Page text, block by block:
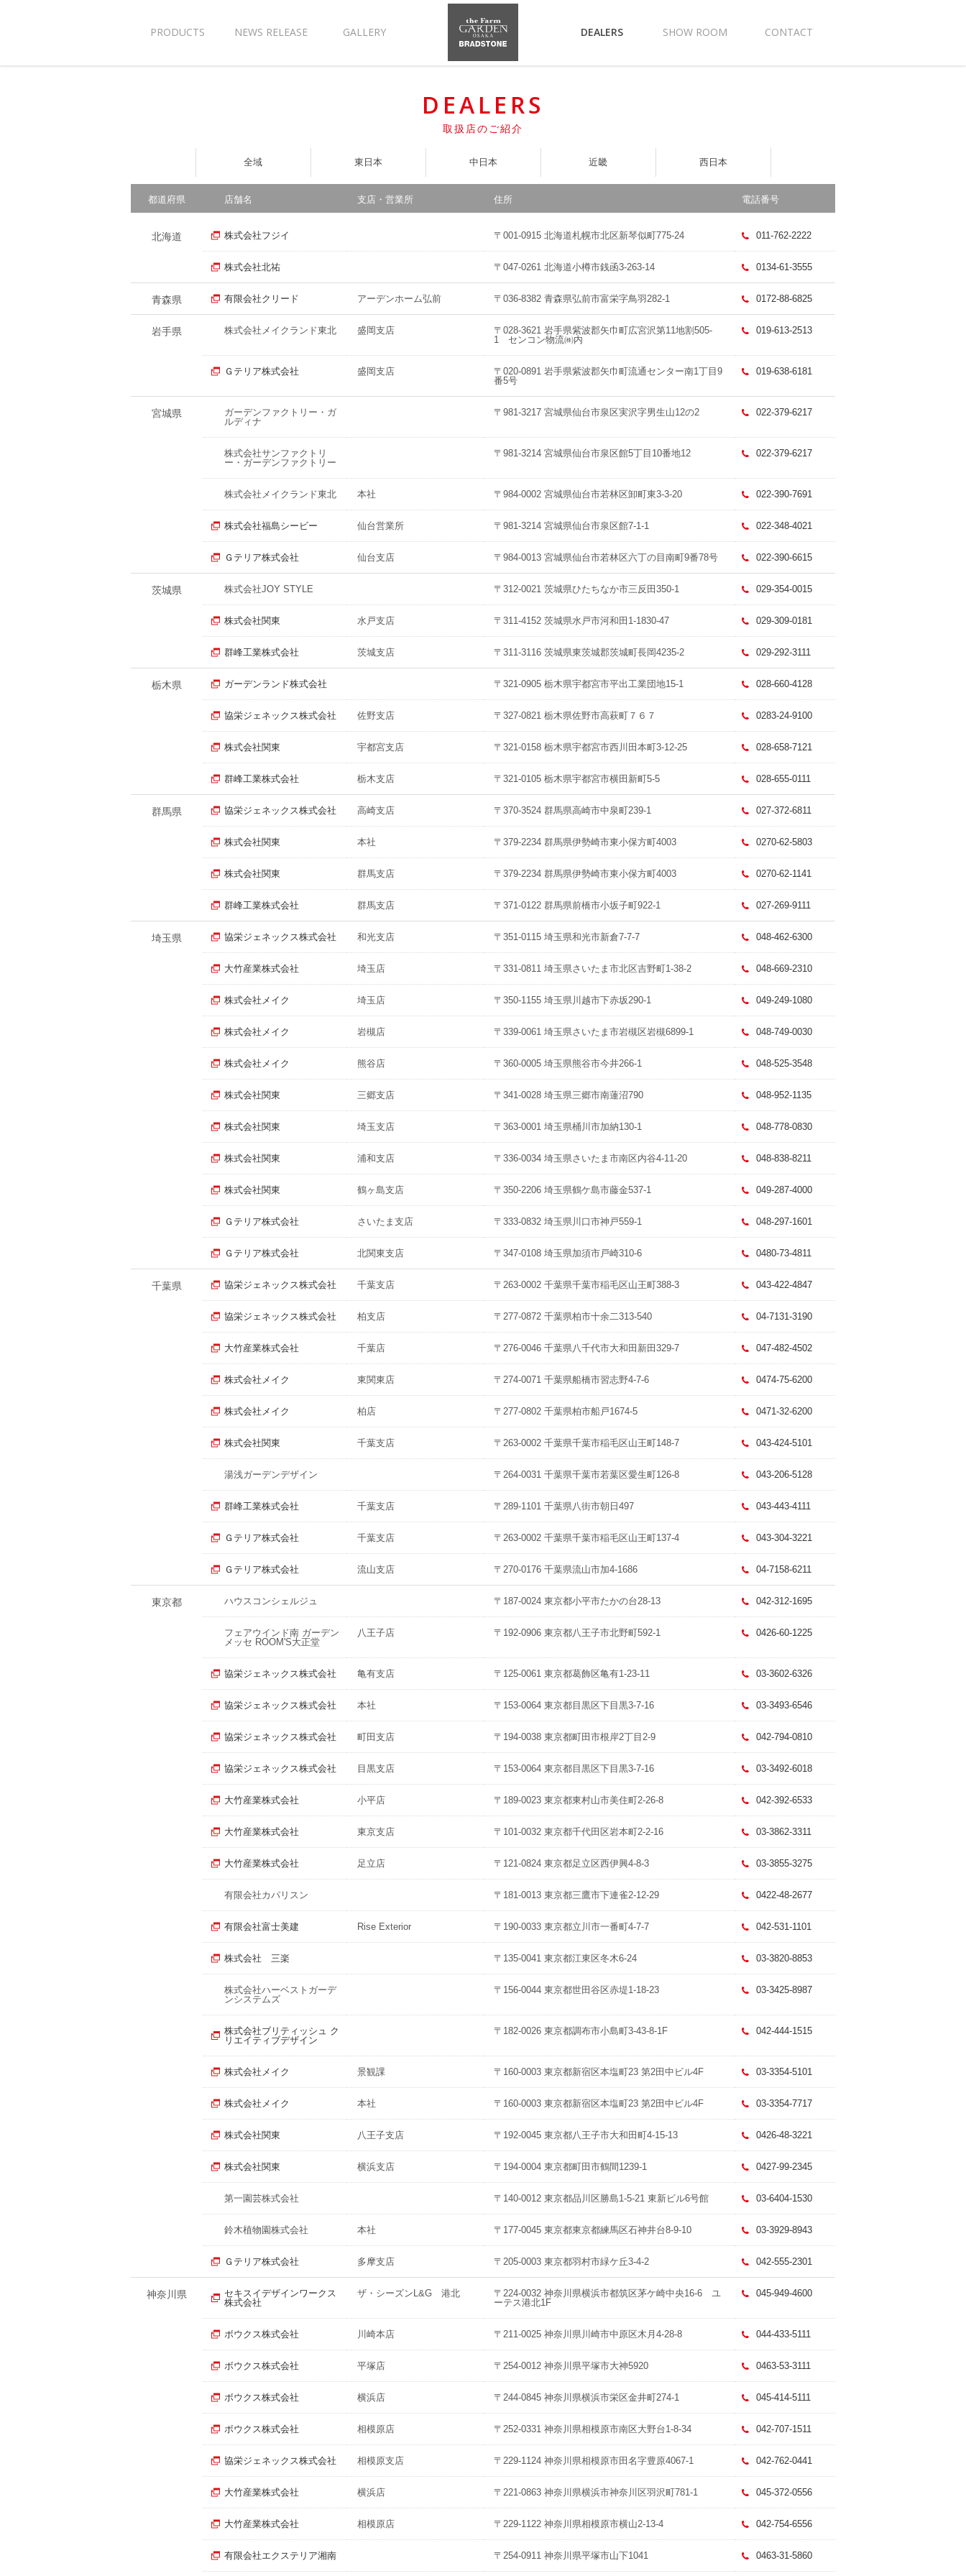
PRODUCTS NEWS RELEASE GALLERY DEALERS SHOW ROOM CONTACT
DEALERS
取扱店のご紹介
全域 東日本 中日本 近畿 西日本
都道府県 店舗名 支店・営業所 住所 電話番号
北海道 株式会社フジイ 〒001-0915 北海道札幌市北区新琴似町775-24 011-762-2222
株式会社北祐 〒047-0261 北海道小樽市銭函3-263-14 0134-61-3555
青森県 有限会社クリード アーデンホーム弘前 〒036-8382 青森県弘前市富栄字鳥羽282-1 0172-88-6825
岩手県 株式会社メイクランド東北 盛岡支店
〒028-3621 岩手県紫波郡矢巾町広宮沢第11地割505-
1 センコン物流㈱内
019-613-2513
Ｇテリア株式会社 盛岡支店
〒020-0891 岩手県紫波郡矢巾町流通センター南1丁目9
番5号
019-638-6181
宮城県
ガーデンファクトリー・ガ
ルディナ
〒981-3217 宮城県仙台市泉区実沢字男生山12の2 022-379-6217
株式会社サンファクトリ
ー・ガーデンファクトリー
〒981-3214 宮城県仙台市泉区館5丁目10番地12 022-379-6217
株式会社メイクランド東北 本社 〒984-0002 宮城県仙台市若林区卸町東3-3-20 022-390-7691
株式会社福島シービー 仙台営業所 〒981-3214 宮城県仙台市泉区館7-1-1 022-348-4021
Ｇテリア株式会社 仙台支店 〒984-0013 宮城県仙台市若林区六丁の目南町9番78号 022-390-6615
茨城県 株式会社JOY STYLE 〒312-0021 茨城県ひたちなか市三反田350-1 029-354-0015
株式会社関東 水戸支店 〒311-4152 茨城県水戸市河和田1-1830-47 029-309-0181
群峰工業株式会社 茨城支店 〒311-3116 茨城県東茨城郡茨城町長岡4235-2 029-292-3111
栃木県 ガーデンランド株式会社 〒321-0905 栃木県宇都宮市平出工業団地15-1 028-660-4128
協栄ジェネックス株式会社 佐野支店 〒327-0821 栃木県佐野市高萩町７６７ 0283-24-9100
株式会社関東 宇都宮支店 〒321-0158 栃木県宇都宮市西川田本町3-12-25 028-658-7121
群峰工業株式会社 栃木支店 〒321-0105 栃木県宇都宮市横田新町5-5 028-655-0111
群馬県 協栄ジェネックス株式会社 高崎支店 〒370-3524 群馬県高崎市中泉町239-1 027-372-6811
株式会社関東 本社 〒379-2234 群馬県伊勢崎市東小保方町4003 0270-62-5803
株式会社関東 群馬支店 〒379-2234 群馬県伊勢崎市東小保方町4003 0270-62-1141
群峰工業株式会社 群馬支店 〒371-0122 群馬県前橋市小坂子町922-1 027-269-9111
埼玉県 協栄ジェネックス株式会社 和光支店 〒351-0115 埼玉県和光市新倉7-7-7 048-462-6300
大竹産業株式会社 埼玉店 〒331-0811 埼玉県さいたま市北区吉野町1-38-2 048-669-2310
株式会社メイク 埼玉店 〒350-1155 埼玉県川越市下赤坂290-1 049-249-1080
株式会社メイク 岩槻店 〒339-0061 埼玉県さいたま市岩槻区岩槻6899-1 048-749-0030
株式会社メイク 熊谷店 〒360-0005 埼玉県熊谷市今井266-1 048-525-3548
株式会社関東 三郷支店 〒341-0028 埼玉県三郷市南蓮沼790 048-952-1135
株式会社関東 埼玉支店 〒363-0001 埼玉県桶川市加納130-1 048-778-0830
株式会社関東 浦和支店 〒336-0034 埼玉県さいたま市南区内谷4-11-20 048-838-8211
株式会社関東 鶴ヶ島支店 〒350-2206 埼玉県鶴ケ島市藤金537-1 049-287-4000
Ｇテリア株式会社 さいたま支店 〒333-0832 埼玉県川口市神戸559-1 048-297-1601
Ｇテリア株式会社 北関東支店 〒347-0108 埼玉県加須市戸崎310-6 0480-73-4811
千葉県 協栄ジェネックス株式会社 千葉支店 〒263-0002 千葉県千葉市稲毛区山王町388-3 043-422-4847
協栄ジェネックス株式会社 柏支店 〒277-0872 千葉県柏市十余二313-540 04-7131-3190
大竹産業株式会社 千葉店 〒276-0046 千葉県八千代市大和田新田329-7 047-482-4502
株式会社メイク 東関東店 〒274-0071 千葉県船橋市習志野4-7-6 0474-75-6200
株式会社メイク 柏店 〒277-0802 千葉県柏市船戸1674-5 0471-32-6200
株式会社関東 千葉支店 〒263-0002 千葉県千葉市稲毛区山王町148-7 043-424-5101
湯浅ガーデンデザイン 〒264-0031 千葉県千葉市若葉区愛生町126-8 043-206-5128
群峰工業株式会社 千葉支店 〒289-1101 千葉県八街市朝日497 043-443-4111
Ｇテリア株式会社 千葉支店 〒263-0002 千葉県千葉市稲毛区山王町137-4 043-304-3221
Ｇテリア株式会社 流山支店 〒270-0176 千葉県流山市加4-1686 04-7158-6211
東京都 ハウスコンシェルジュ 〒187-0024 東京都小平市たかの台28-13 042-312-1695
フェアウインド南 ガーデン
メッセ ROOM'S大正堂
八王子店 〒192-0906 東京都八王子市北野町592-1 0426-60-1225
協栄ジェネックス株式会社 亀有支店 〒125-0061 東京都葛飾区亀有1-23-11 03-3602-6326
協栄ジェネックス株式会社 本社 〒153-0064 東京都目黒区下目黒3-7-16 03-3493-6546
協栄ジェネックス株式会社 町田支店 〒194-0038 東京都町田市根岸2丁目2-9 042-794-0810
協栄ジェネックス株式会社 目黒支店 〒153-0064 東京都目黒区下目黒3-7-16 03-3492-6018
大竹産業株式会社 小平店 〒189-0023 東京都東村山市美住町2-26-8 042-392-6533
大竹産業株式会社 東京支店 〒101-0032 東京都千代田区岩本町2-2-16 03-3862-3311
大竹産業株式会社 足立店 〒121-0824 東京都足立区西伊興4-8-3 03-3855-3275
有限会社カパリスン 〒181-0013 東京都三鷹市下連雀2-12-29 0422-48-2677
有限会社富士美建 Rise Exterior 〒190-0033 東京都立川市一番町4-7-7 042-531-1101
株式会社 三楽 〒135-0041 東京都江東区冬木6-24 03-3820-8853
株式会社ハーベストガーデ
ンシステムズ
〒156-0044 東京都世田谷区赤堤1-18-23 03-3425-8987
株式会社ブリティッシュ ク
リエイティブデザイン
〒182-0026 東京都調布市小島町3-43-8-1F 042-444-1515
株式会社メイク 景観課 〒160-0003 東京都新宿区本塩町23 第2田中ビル4F 03-3354-5101
株式会社メイク 本社 〒160-0003 東京都新宿区本塩町23 第2田中ビル4F 03-3354-7717
株式会社関東 八王子支店 〒192-0045 東京都八王子市大和田町4-15-13 0426-48-3221
株式会社関東 横浜支店 〒194-0004 東京都町田市鶴間1239-1 0427-99-2345
第一園芸株式会社 〒140-0012 東京都品川区勝島1-5-21 東新ビル6号館 03-6404-1530
鈴木植物園株式会社 本社 〒177-0045 東京都東京都練馬区石神井台8-9-10 03-3929-8943
Ｇテリア株式会社 多摩支店 〒205-0003 東京都羽村市緑ケ丘3-4-2 042-555-2301
神奈川県
セキスイデザインワークス
株式会社
ザ・シーズンL&G 港北
〒224-0032 神奈川県横浜市都筑区茅ケ崎中央16-6 ユ
ーテス港北1F
045-949-4600
ボウクス株式会社 川崎本店 〒211-0025 神奈川県川崎市中原区木月4-28-8 044-433-5111
ボウクス株式会社 平塚店 〒254-0012 神奈川県平塚市大神5920 0463-53-3111
ボウクス株式会社 横浜店 〒244-0845 神奈川県横浜市栄区金井町274-1 045-414-5111
ボウクス株式会社 相模原店 〒252-0331 神奈川県相模原市南区大野台1-8-34 042-707-1511
協栄ジェネックス株式会社 相模原支店 〒229-1124 神奈川県相模原市田名字豊原4067-1 042-762-0441
大竹産業株式会社 横浜店 〒221-0863 神奈川県横浜市神奈川区羽沢町781-1 045-372-0556
大竹産業株式会社 相模原店 〒229-1122 神奈川県相模原市横山2-13-4 042-754-6556
有限会社エクステリア湘南 〒254-0911 神奈川県平塚市山下1041 0463-31-5860